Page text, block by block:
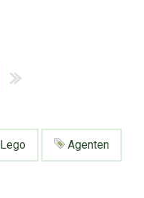
Lego Agenten